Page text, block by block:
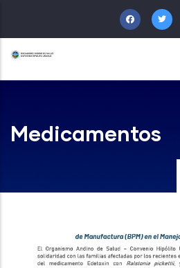
al
contenido
principal
Medicamentos